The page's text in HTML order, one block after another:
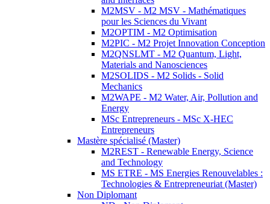
M2MSV - M2 MSV - Mathématiques
pour les Sciences du Vivant
M2OPTIM - M2 Optimisation
M2PIC - M2 Projet Innovation Conception
M2QNSLMT - M2 Quantum, Light,
Materials and Nanosciences
M2SOLIDS - M2 Solids - Solid
Mechanics
M2WAPE - M2 Water, Air, Pollution and
Energy
MSc Entrepreneurs - MSc X-HEC
Entrepreneurs
Mastère spécialisé (Master)
M2REST - Renewable Energy, Science
and Technology
MS ETRE - MS Energies Renouvelables :
Technologies & Entrepreneuriat (Master)
Non Diplomant